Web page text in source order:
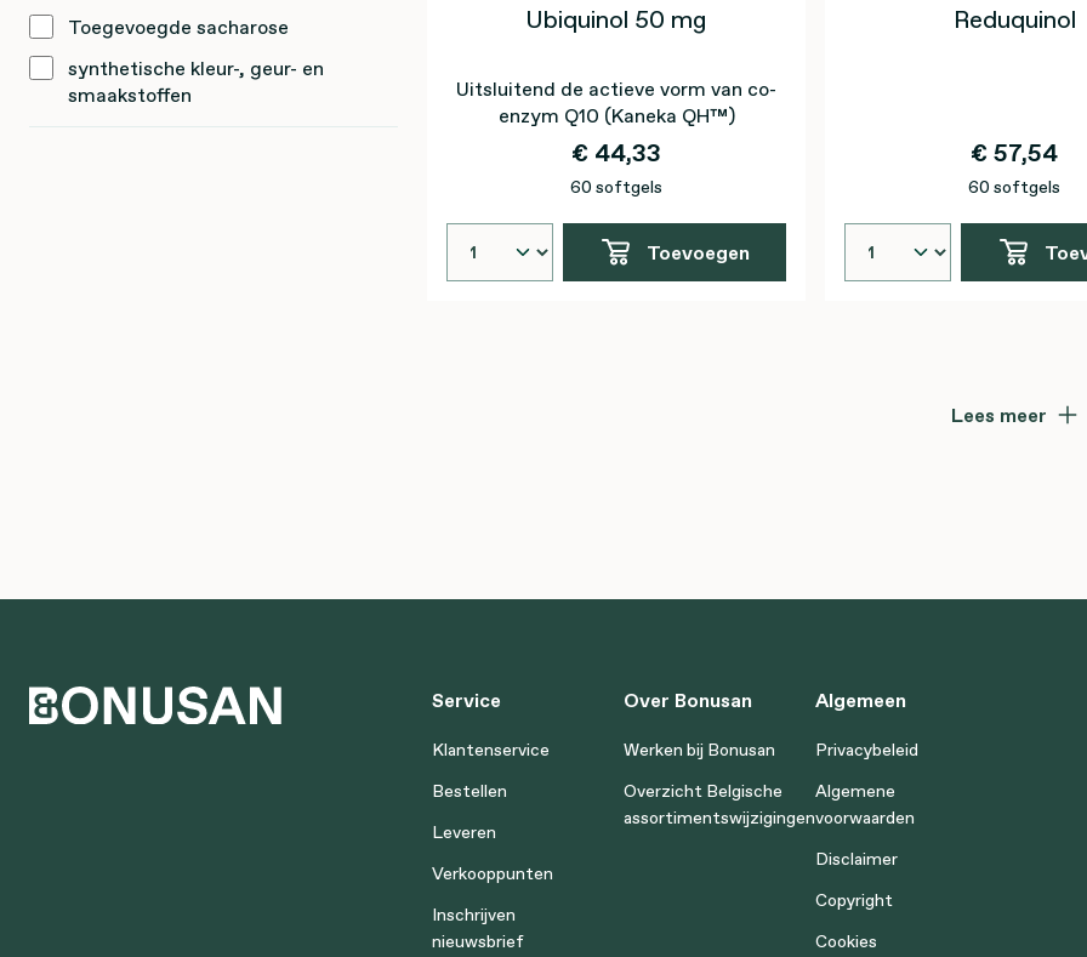
Toegevoegde sacharose
synthetische kleur-, geur- en
smaakstoffen
Ubiquinol 50 mg
Uitsluitend de actieve vorm van co-
enzym Q10 (Kaneka QH™)
€ 44,33
60 softgels
Toevoegen
Reduquinol
€ 57,54
60 softgels
Lees meer
Service
Klantenservice
Bestellen
Leveren
Verkooppunten
Inschrijven
nieuwsbrief
Over Bonusan
Werken bij Bonusan
Overzicht Belgische
assortimentswijzigingen
Algemeen
Privacybeleid
Algemene
voorwaarden
Disclaimer
Copyright
Cookies